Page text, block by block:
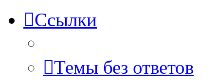
Ссылки
Темы без ответов